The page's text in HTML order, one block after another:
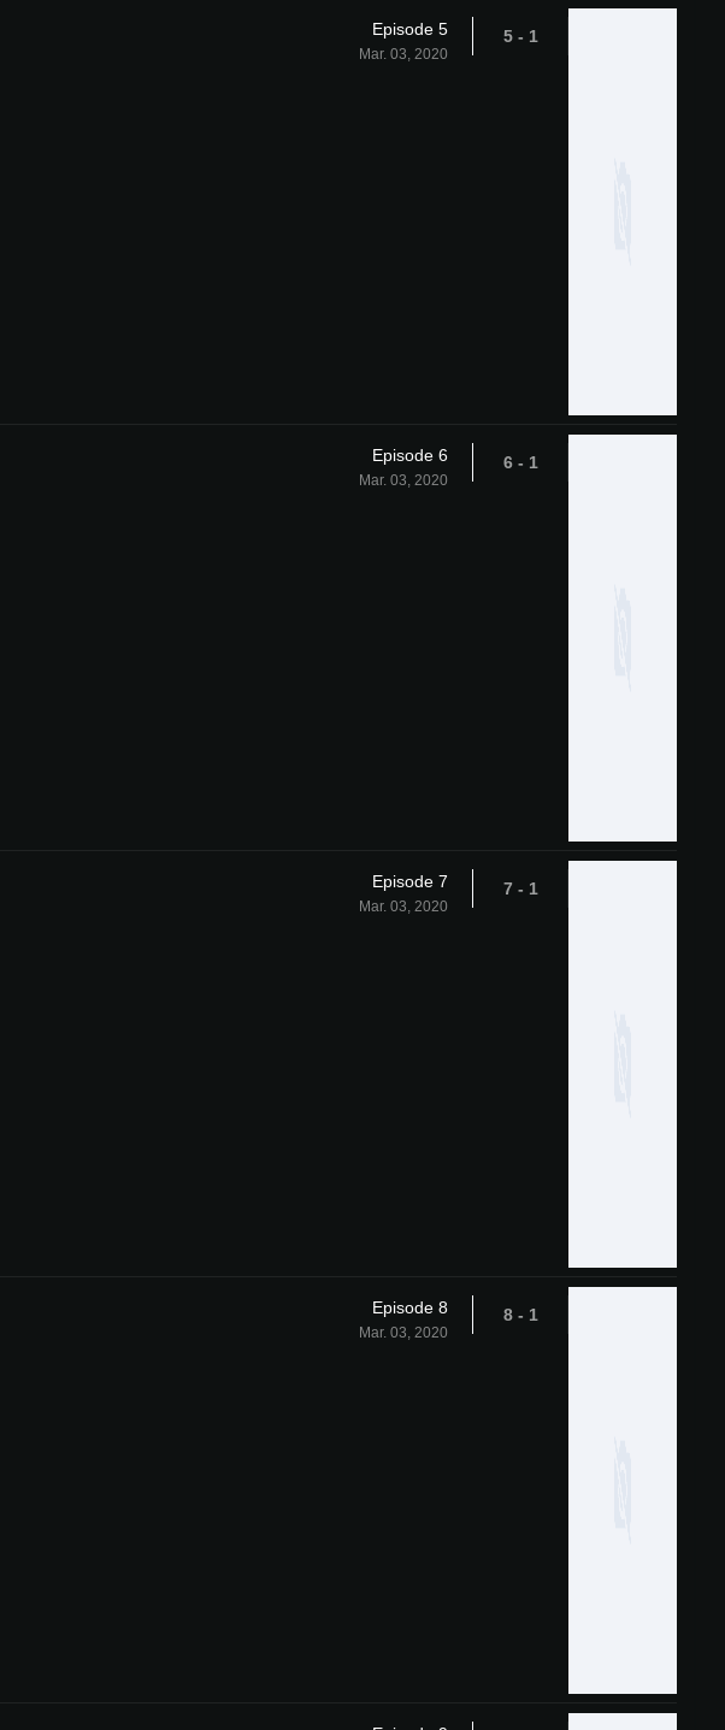
1 - 5
Episode 5
Mar. 03, 2020
1 - 6
Episode 6
Mar. 03, 2020
1 - 7
Episode 7
Mar. 03, 2020
1 - 8
Episode 8
Mar. 03, 2020